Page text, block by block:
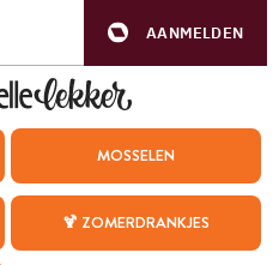
AANMELDEN
MOSSELEN
🍹 ZOMERDRANKJES